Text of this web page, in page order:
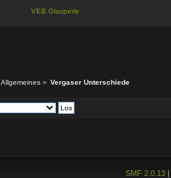
VEB Glasperle
Allgemeines » Vergaser Unterschiede
SMF 2.0.13|